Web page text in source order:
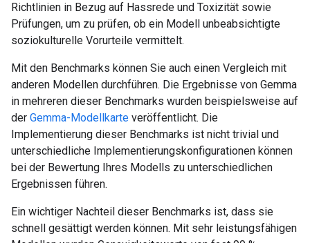
Richtlinien in Bezug auf Hassrede und Toxizität sowie
Prüfungen, um zu prüfen, ob ein Modell unbeabsichtigte
soziokulturelle Vorurteile vermittelt.
Mit den Benchmarks können Sie auch einen Vergleich mit
anderen Modellen durchführen. Die Ergebnisse von Gemma
in mehreren dieser Benchmarks wurden beispielsweise auf
der Gemma-Modellkarte veröffentlicht. Die
Implementierung dieser Benchmarks ist nicht trivial und
unterschiedliche Implementierungskonfigurationen können
bei der Bewertung Ihres Modells zu unterschiedlichen
Ergebnissen führen.
Ein wichtiger Nachteil dieser Benchmarks ist, dass sie
schnell gesättigt werden können. Mit sehr leistungsfähigen